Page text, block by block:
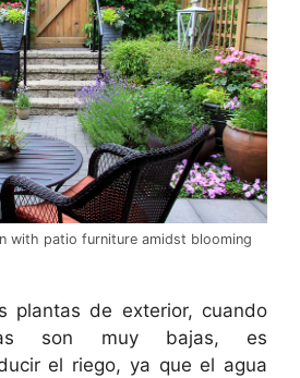
with patio furniture amidst blooming
plantas de exterior, cuando
son muy bajas, es
el riego, ya que el agua